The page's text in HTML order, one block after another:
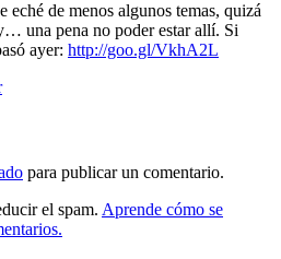
eché de menos algunos temas, quizá
una pena no poder estar allí. Si
ayer: http://goo.gl/VkhA2L
para publicar un comentario.
el spam. Aprende cómo se